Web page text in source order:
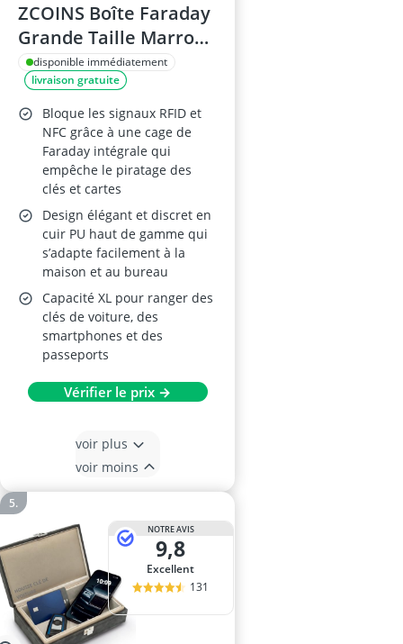
ZCOINS Boîte Faraday
Grande Taille Marron
et 2 Pochettes
Faraday – Protection
RFID pour Clés,
Smartphone et Cartes
disponible immédiatement
livraison gratuite
Bloque les signaux RFID et
NFC grâce à une cage de
Faraday intégrale qui
empêche le piratage des
clés et cartes
Design élégant et discret en
cuir PU haut de gamme qui
s’adapte facilement à la
maison et au bureau
Capacité XL pour ranger des
clés de voiture, des
smartphones et des
passeports
Vérifier le prix →
voir plus
voir moins
NOTRE AVIS
9,8
Excellent
131